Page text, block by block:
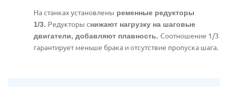
На станках установлены ременные редукторы
1/3. Редукторы снижают нагрузку на шаговые
двигатели, добавляют плавность. Соотношение 1/3
гарантирует меньше брака и отсутствие пропуска шага.